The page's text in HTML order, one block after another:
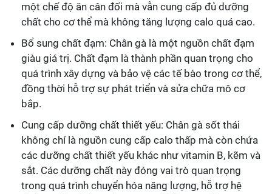
một chế độ ăn cân đối mà vẫn cung cấp đủ dưỡng
chất cho cơ thể mà không tăng lượng calo quá cao.
Bổ sung chất đạm: Chân gà là một nguồn chất đạm
giàu giá trị. Chất đạm là thành phần quan trọng cho
quá trình xây dựng và bảo vệ các tế bào trong cơ thể,
đồng thời hỗ trợ sự phát triển và sửa chữa mô cơ
bắp.
Cung cấp dưỡng chất thiết yếu: Chân gà sốt thái
không chỉ là nguồn cung cấp calo thấp mà còn chứa
các dưỡng chất thiết yếu khác như vitamin B, kẽm và
sắt. Các dưỡng chất này đóng vai trò quan trọng
trong quá trình chuyển hóa năng lượng, hỗ trợ hệ